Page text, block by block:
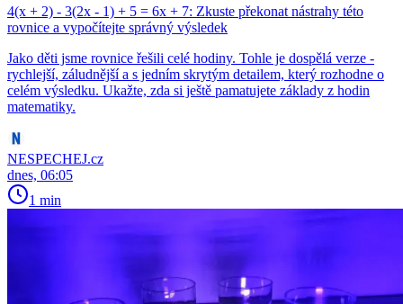
4(x + 2) - 3(2x - 1) + 5 = 6x + 7: Zkuste překonat nástrahy této
rovnice a vypočítejte správný výsledek
Jako děti jsme rovnice řešili celé hodiny. Tohle je dospělá verze -
rychlejší, záludnější a s jedním skrytým detailem, který rozhodne o
celém výsledku. Ukažte, zda si ještě pamatujete základy z hodin
matematiky.
NESPECHEJ.cz
dnes, 06:05
1 min